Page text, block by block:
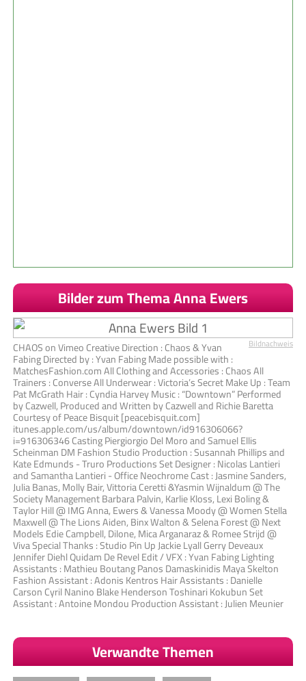
Bilder zum Thema Anna Ewers
Bildnachweis
CHAOS on Vimeo Creative Direction : Chaos & Yvan
Fabing Directed by : Yvan Fabing Made possible with :
MatchesFashion.com All Clothing and Accessories : Chaos All
Trainers : Converse All Underwear : Victoria’s Secret Make Up : Team
Pat McGrath Hair : Cyndia Harvey Music : “Downtown” Performed
by Cazwell, Produced and Written by Cazwell and Richie Baretta
Courtesy of Peace Bisquit [peacebisquit.com]
itunes.apple.com/us/album/downtown/id916306066?
i=916306346 Casting Piergiorgio Del Moro and Samuel Ellis
Scheinman DM Fashion Studio Production : Susannah Phillips and
Kate Edmunds - Truro Productions Set Designer : Nicolas Lantieri
and Samantha Lantieri - Office Neochrome Cast : Jasmine Sanders,
Julia Banas, Molly Bair, Vittoria Ceretti &Yasmin Wijnaldum @ The
Society Management Barbara Palvin, Karlie Kloss, Lexi Boling &
Taylor Hill @ IMG Anna, Ewers & Vanessa Moody @ Women Stella
Maxwell @ The Lions Aiden, Binx Walton & Selena Forest @ Next
Models Edie Campbell, Dilone, Mica Arganaraz & Romee Strijd @
Viva Special Thanks : Studio Pin Up Jackie Lyall Gerry Deveaux
Jennifer Diehl Quidam De Revel Edit / VFX : Yvan Fabing Lighting
Assistants : Mathieu Boutang Panos Damaskinidis Maya Skelton
Fashion Assistant : Adonis Kentros Hair Assistants : Danielle
Carson Cyril Nanino Blake Henderson Toshinari Kokubun Set
Assistant : Antoine Mondou Production Assistant : Julien Meunier
Verwandte Themen